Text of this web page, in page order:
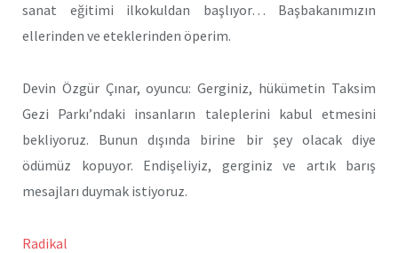
sanat eğitimi ilkokuldan başlıyor… Başbakanımızın
ellerinden ve eteklerinden öperim.
Devin Özgür Çınar, oyuncu: Gerginiz, hükümetin Taksim
Gezi Parkı’ndaki insanların taleplerini kabul etmesini
bekliyoruz. Bunun dışında birine bir şey olacak diye
ödümüz kopuyor. Endişeliyiz, gerginiz ve artık barış
mesajları duymak istiyoruz.
Radikal